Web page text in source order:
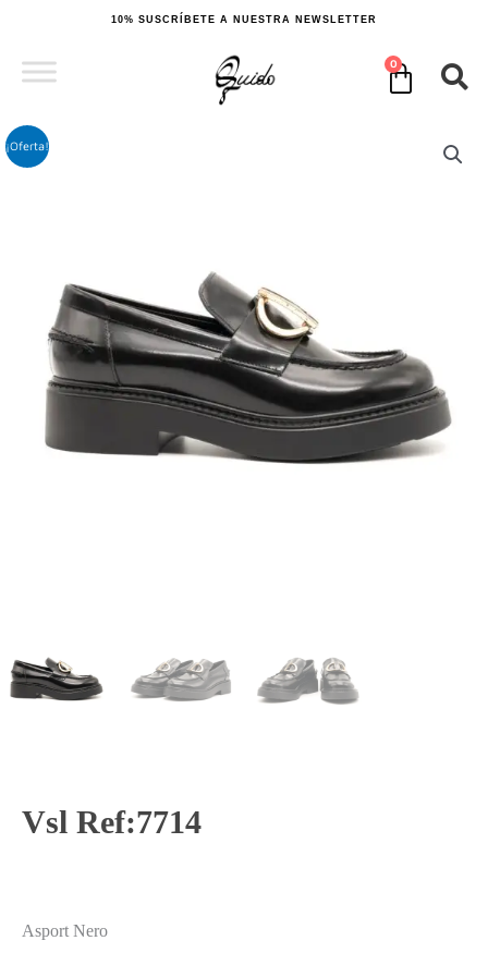
contenido
10% SUSCRÍBETE A NUESTRA NEWSLETTER
0
Cart
¡Oferta!
Vsl Ref:7714
Asport Nero